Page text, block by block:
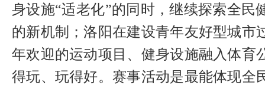
身设施“适老化”的同时，继续探索全民
的新机制；洛阳在建设青年友好型城市
年欢迎的运动项目、健身设施融入体育
得玩、玩得好。赛事活动是最能体现全